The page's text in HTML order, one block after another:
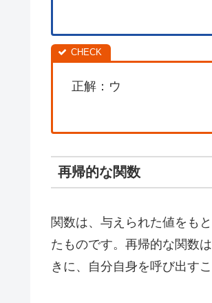
正解：ウ
再帰的な関数
関数は、与えられた値をも
たものです。再帰的な関数
きに、自分自身を呼び出す